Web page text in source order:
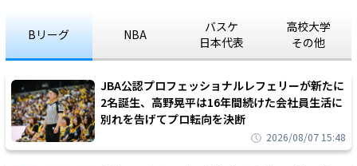
Bリーグ NBA
バスケ
日本代表
高校大学
その他
JBA公認プロフェッショナルレフェリーが新たに
2名誕生、高野晃平は16年間続けた会社員生活に
別れを告げてプロ転向を決断
2026/08/07 15:48